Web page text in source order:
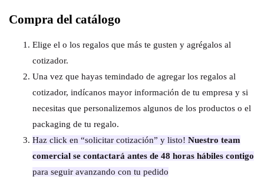
Compra del catálogo
Elige el o los regalos que más te gusten y agrégalos al
cotizador.
Una vez que hayas temindado de agregar los regalos al
cotizador, indícanos mayor información de tu empresa y si
necesitas que personalizemos algunos de los productos o el
packaging de tu regalo.
Haz click en “solicitar cotización” y listo! Nuestro team
comercial se contactará antes de 48 horas hábiles contigo
para seguir avanzando con tu pedido